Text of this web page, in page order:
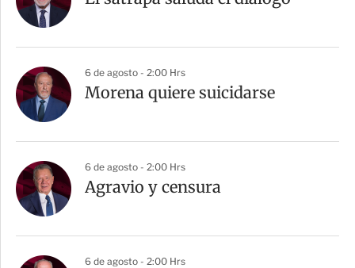
t
6 de agosto - 2:00 Hrs
Morena quiere suicidarse
6 de agosto - 2:00 Hrs
Agravio y censura
6 de agosto - 2:00 Hrs